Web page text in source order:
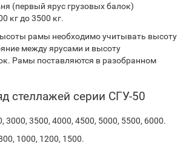
(первый ярус грузовых балок)
кг до 3500 кг.
рамы необходимо учитывать высоту
между ярусами и высоту
Рамы поставляются в разобранном
стеллажей серии СГУ-50
3000, 3500, 4000, 4500, 5000, 5500, 6000.
1000, 1200, 1500.